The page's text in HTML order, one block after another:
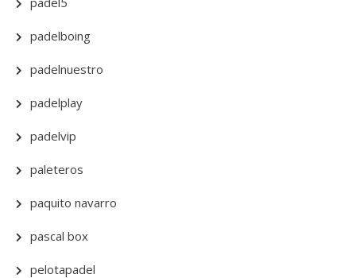
padelboing
padelnuestro
padelplay
padelvip
paleteros
paquito navarro
pascal box
pelotapadel